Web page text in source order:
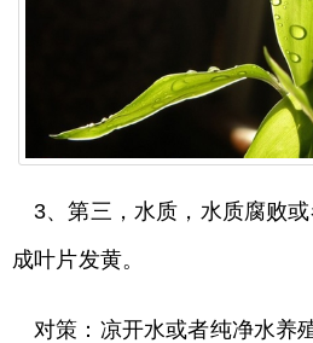
3、第三，水质，水质腐败
成叶片发黄。
对策：凉开水或者纯净水养